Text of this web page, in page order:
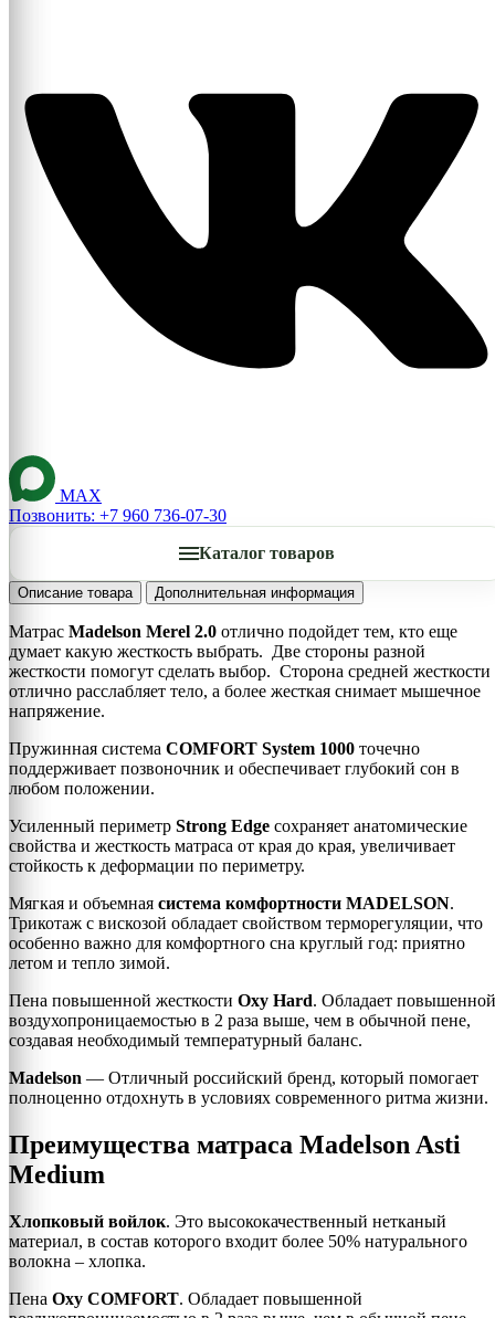
MAX
Позвонить: +7 960 736-07-30
Каталог товаров
Описание товара Дополнительная информация
Матрас Madelson Merel 2.0 отлично подойдет тем, кто еще
думает какую жесткость выбрать. Две стороны разной
жесткости помогут сделать выбор. Сторона средней жесткости
отлично расслабляет тело, а более жесткая снимает мышечное
напряжение.
Пружинная система COMFORT System 1000 точечно
поддерживает позвоночник и обеспечивает глубокий сон в
любом положении.
Усиленный периметр Strong Edge сохраняет анатомические
свойства и жесткость матраса от края до края, увеличивает
стойкость к деформации по периметру.
Мягкая и объемная система комфортности MADELSON.
Трикотаж с вискозой обладает свойством терморегуляции, что
особенно важно для комфортного сна круглый год: приятно
летом и тепло зимой.
Пена повышенной жесткости Oxy Hard. Обладает повышенной
воздухопроницаемостью в 2 раза выше, чем в обычной пене,
создавая необходимый температурный баланс.
Madelson — Отличный российский бренд, который помогает
полноценно отдохнуть в условиях современного ритма жизни.
Преимущества матраса Madelson Asti
Medium
Хлопковый войлок. Это высококачественный нетканый
материал, в состав которого входит более 50% натурального
волокна – хлопка.
Пена Oxy COMFORT. Обладает повышенной